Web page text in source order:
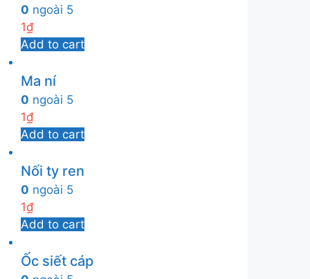
0 ngoài 5
1₫
Add to cart
Ma ní
0 ngoài 5
1₫
Add to cart
Nối ty ren
0 ngoài 5
1₫
Add to cart
Ốc siết cáp